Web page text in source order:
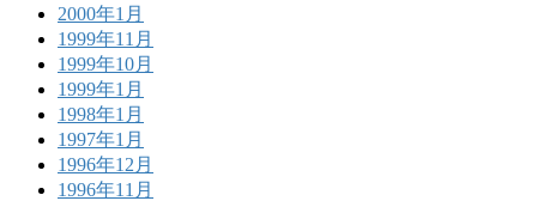
2000年1月
1999年11月
1999年10月
1999年1月
1998年1月
1997年1月
1996年12月
1996年11月